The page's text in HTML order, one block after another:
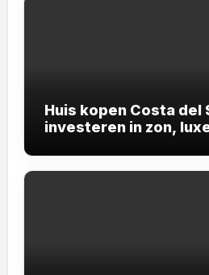
Huis kopen Costa del
investeren in zon,